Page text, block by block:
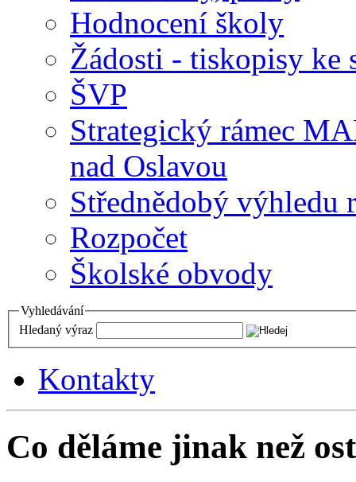
Hodnocení školy
Žádosti - tiskopisy ke
ŠVP
Strategický rámec
nad Oslavou
Střednědobý výhledu
Rozpočet
Školské obvody
Vyhledávání
Hledaný výraz
Kontakty
Co děláme jinak než